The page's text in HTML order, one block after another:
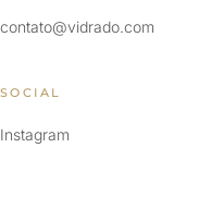
contato@vidrado.com
SOCIAL
Instagram